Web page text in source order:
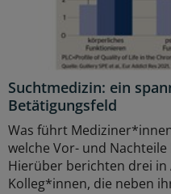
Suchtmedizin: ein
Betätigungsfeld
Was führt
welche Vor- und
Hierüber berichten drei in
Kolleg*innen, die neben